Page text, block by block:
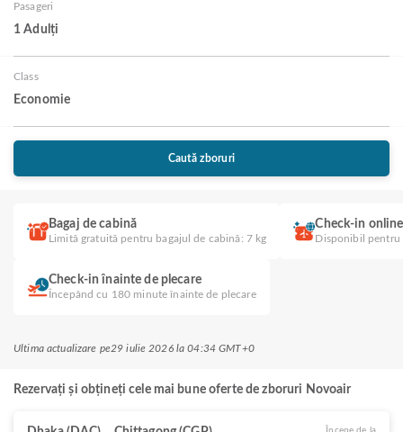
Pasageri
1 Adulți
Class
Economie
Caută zboruri
Bagaj de cabină
Limită gratuită pentru bagajul de cabină: 7 kg
Check-in online
Disponibil pentru
Check-in înainte de plecare
Începând cu 180 minute înainte de plecare
Ultima actualizare pe29 iulie 2026 la 04:34 GMT+0
Rezervați și obțineți cele mai bune oferte de zboruri Novoair
Începe de la